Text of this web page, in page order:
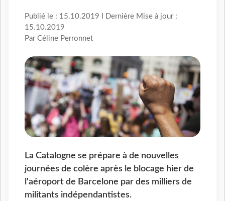
Publié le : 15.10.2019 I Dernière Mise à jour :
15.10.2019
Par Céline Perronnet
La Catalogne se prépare à de nouvelles
journées de colère après le blocage hier de
l'aéroport de Barcelone par des milliers de
militants indépendantistes.